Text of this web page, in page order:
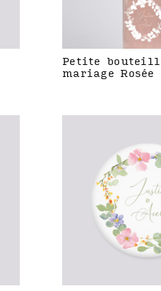
Petite
mariage Rosée